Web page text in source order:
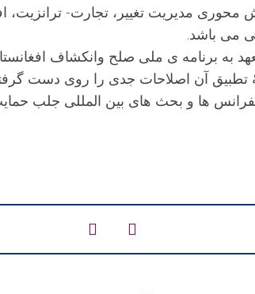
مدیریت تغییر، تجارت- ترانزیت،
می باشد.
به برنامه ی ملی صلح وانکشاف
تطبیق آن اصلاحات جدی را روی دست
ها و بحث های بین المللی جلب